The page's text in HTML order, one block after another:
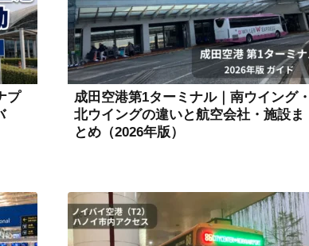
プ
成田空港第1ターミナル｜南ウイング・
北ウイングの違いと航空会社・施設ま
とめ（2026年版）